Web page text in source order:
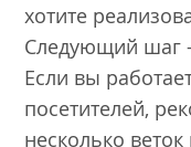
хотите
Следующий шаг
Если вы
посетителей,
несколько